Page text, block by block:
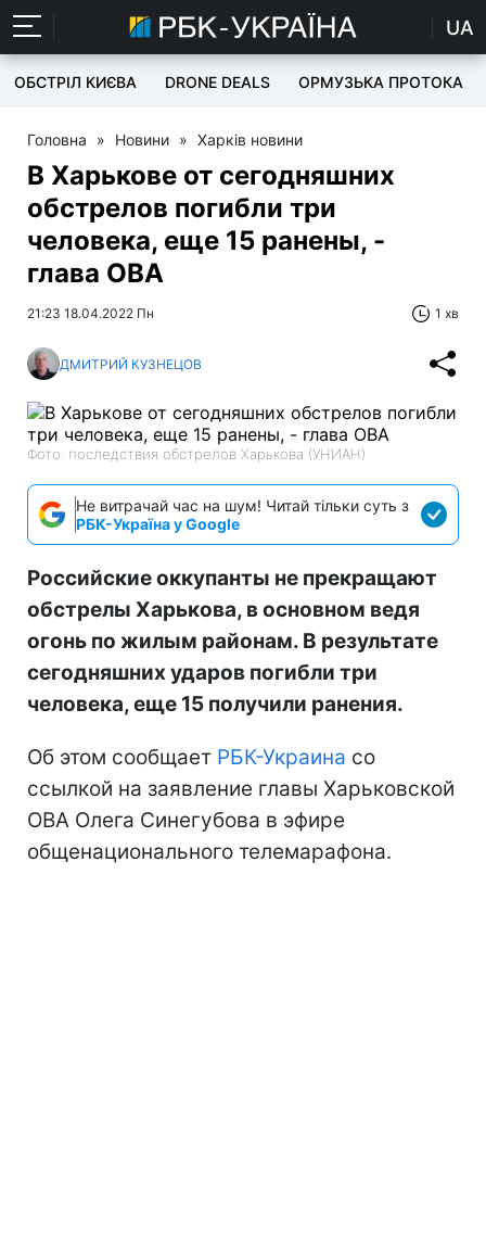
UA
ОБСТРІЛ КИЄВА DRONE DEALS ОРМУЗЬКА ПРОТОКА
Головна » Новини » Харків новини
В Харькове от сегодняшних
обстрелов погибли три
человека, еще 15 ранены, -
глава ОВА
21:23 18.04.2022 Пн 1 хв
ДМИТРИЙ КУЗНЕЦОВ
Фото: последствия обстрелов Харькова (УНИАН)
Не витрачай час на шум! Читай тільки суть з
РБК-Україна у Google
Российские оккупанты не прекращают
обстрелы Харькова, в основном ведя
огонь по жилым районам. В результате
сегодняшних ударов погибли три
человека, еще 15 получили ранения.
Об этом сообщает РБК-Украина со
ссылкой на заявление главы Харьковской
ОВА Олега Синегубова в эфире
общенационального телемарафона.